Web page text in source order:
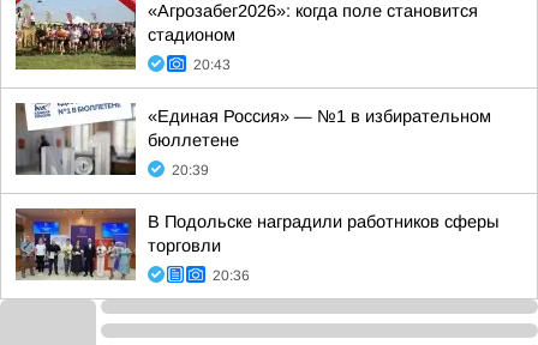
«Агрозабег2026»: когда поле становится
стадионом
20:43
«Единая Россия» — №1 в избирательном
бюллетене
20:39
В Подольске наградили работников сферы
торговли
20:36